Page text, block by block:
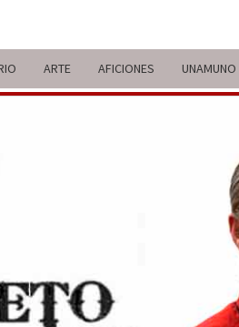
ARTE AFICIONES UNAMUNO